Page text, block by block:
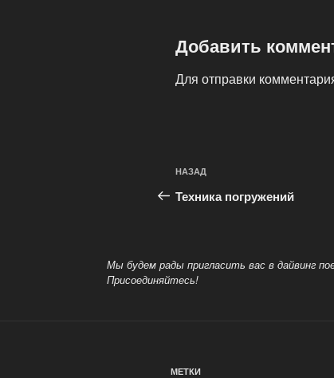
Добавить
Для отправки
Навигация
по
Предыдущая
запись:
НАЗАД
Техника погружений
Мы будем рады пригласить вас в дайвинг
Присоединяйтесь!
МЕТКИ